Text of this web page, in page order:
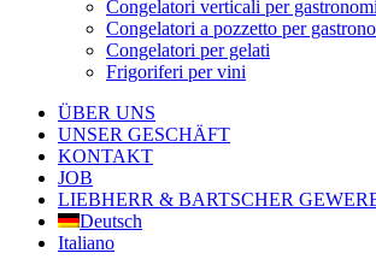
Congelatori verticali per
Congelatori a pozzetto per
Congelatori per gelati
Frigoriferi per vini
ÜBER UNS
UNSER GESCHÄFT
KONTAKT
JOB
LIEBHERR & BARTSCHER
Deutsch
Italiano